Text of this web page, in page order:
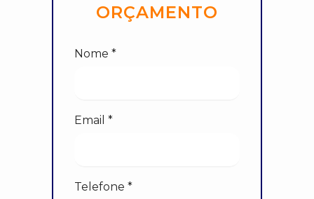
ORÇAMENTO
Nome *
Email *
Telefone *